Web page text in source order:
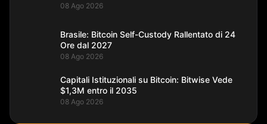
08 Ago 2026
Brasile: Bitcoin Self-Custody Rallentato di 24
Ore dal 2027
08 Ago 2026
Capitali Istituzionali su Bitcoin: Bitwise Vede
$1,3M entro il 2035
08 Ago 2026